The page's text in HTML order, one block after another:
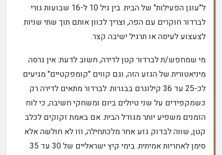
ל"עוגן הפעילות" של הבית. בין גיל 10 ל-16 שבועות גורי
לברדור חוקרים עם הפה, וצריך לכוון אותם תוך שתי שניות
לצעצוע לעיסה או תרגיל ישיבה קצר.
מי שמחפש/ת לברדור קטן לדירה, חשוב לדעת: אין גרסה
מיניאטורית של הגזע הזה, וגם קווים "קומפקטיים" מגיעים
לכ-25 עד 36 קילוגרם בבגרות. לברדור מתאים לדירה רק
כשמקפידים על שני טיולים ביום ומשחקי חשיבה, כי לוח
הזמנים משפיע יותר מגודל הבית. אם באמת זקוקים לכלב
קטן, שווה לבדוק גזע אחר מלכתחילה, וזו לא חולשה אלא
סימן לאחריות אמיתית. בימי קיץ ישראליים של 30 עד 35